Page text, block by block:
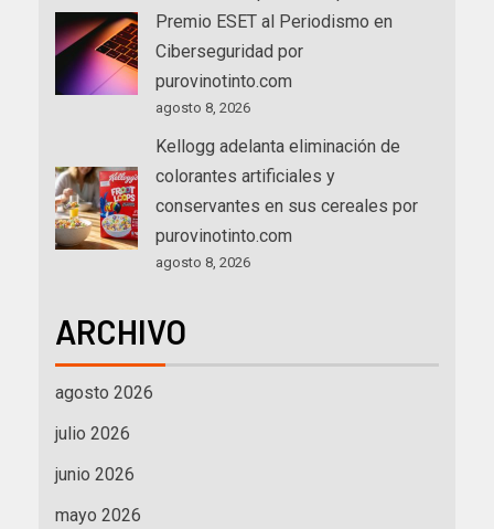
Premio ESET al Periodismo en
Ciberseguridad por
purovinotinto.com
agosto 8, 2026
Kellogg adelanta eliminación de
colorantes artificiales y
conservantes en sus cereales por
purovinotinto.com
agosto 8, 2026
ARCHIVO
agosto 2026
julio 2026
junio 2026
mayo 2026